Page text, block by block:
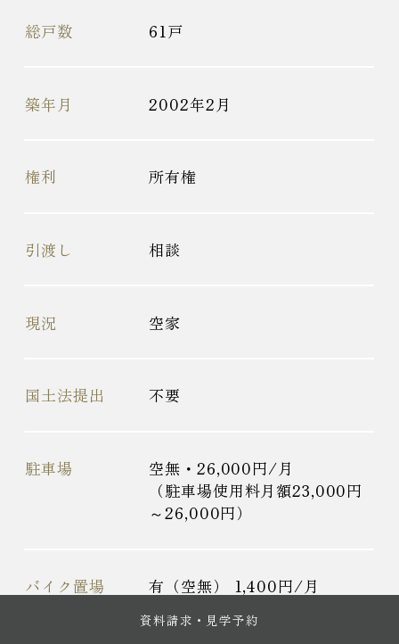
資料請求・見学予約
総戸数 61戸
築年月 2002年2月
権利 所有権
引渡し 相談
現況 空家
国土法提出 不要
駐車場
空無・26,000円/月
（駐車場使用料月額23,000円
～26,000円）
バイク置場
有（空無） 1,400円/月